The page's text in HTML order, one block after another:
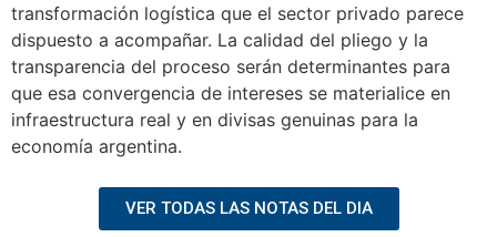
transformación logística que el sector privado parece
dispuesto a acompañar. La calidad del pliego y la
transparencia del proceso serán determinantes para
que esa convergencia de intereses se materialice en
infraestructura real y en divisas genuinas para la
economía argentina.
VER TODAS LAS NOTAS DEL DIA